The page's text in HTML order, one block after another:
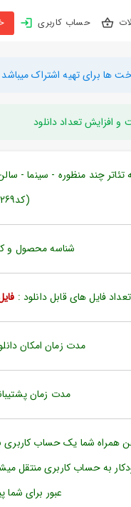
خرید اشتراک
برای تهیه اشتراک میباشد با خرید
افزایش تعداد دانلود
(کد38269)
شناسه محصول و
تعداد فایل های قابل دانلود :
مدت زمان امکان
مدت زمان
همراه شما یک حساب
به حساب کاربری منتقل
عبور برای